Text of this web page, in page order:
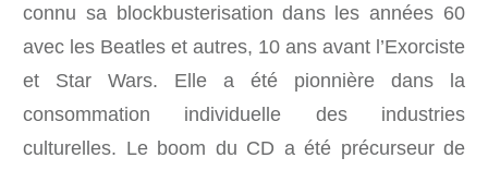
connu sa blockbusterisation dans les années 60
avec les Beatles et autres, 10 ans avant l’Exorciste
et Star Wars. Elle a été pionnière dans la
consommation individuelle des industries
culturelles. Le boom du CD a été précurseur de